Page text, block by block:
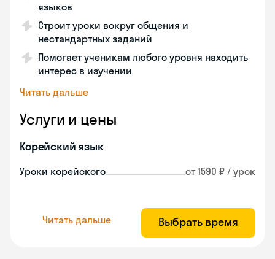
языков
Строит уроки вокруг общения и
нестандартных заданий
Помогает ученикам любого уровня находить
интерес в изучении
Читать дальше
Услуги и цены
Корейский язык
Уроки корейского от 1590 ₽ / урок
Читать дальше Выбрать время